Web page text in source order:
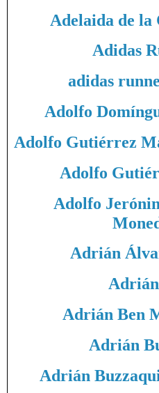
Adelaida de
Adidas
adidas
Adolfo
Adolfo Gutiérrez
Adolfo
Adolfo
Adrián
Adrián Ben
Adrián
Adrián